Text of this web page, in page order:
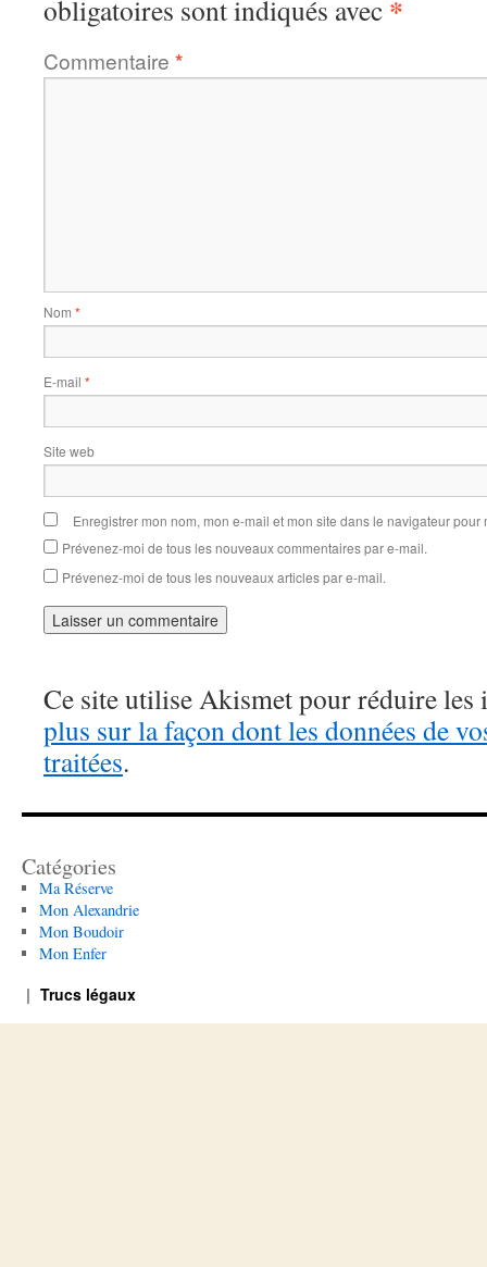
obligatoires sont indiqués avec *
Commentaire *
Nom *
E-mail *
Site web
Enregistrer mon nom, mon e-mail et mon site dans le navigateur
Prévenez-moi de tous les nouveaux commentaires par e-mail.
Prévenez-moi de tous les nouveaux articles par e-mail.
Ce site utilise Akismet pour réduire les
plus sur la façon dont les données de
traitées.
Catégories
Ma Réserve
Mon Alexandrie
Mon Boudoir
Mon Enfer
Trucs légaux